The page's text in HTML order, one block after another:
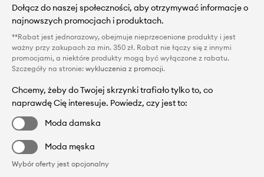
Dołącz do naszej społeczności, aby otrzymywać informacje o
najnowszych promocjach i produktach.
**Rabat jest jednorazowy, obejmuje nieprzecenione produkty i jest
ważny przy zakupach za min. 350 zł. Rabat nie łączy się z innymi
promocjami, a niektóre produkty mogą być wyłączone z rabatu.
Szczegóły na stronie: wykluczenia z promocji.
Chcemy, żeby do Twojej skrzynki trafiało tylko to, co
naprawdę Cię interesuje. Powiedz, czy jest to:
Moda damska
Moda męska
Wybór oferty jest opcjonalny